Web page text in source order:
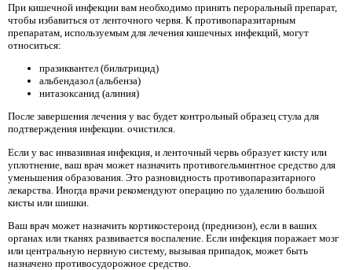
При кишечной инфекции вам необходимо принять пероральный препарат,
чтобы избавиться от ленточного червя. К противопаразитарным
препаратам, используемым для лечения кишечных инфекций, могут
относиться:
празиквантел (бильтрицид)
альбендазол (альбенза)
нитазоксанид (алиния)
После завершения лечения у вас будет контрольный образец стула для
подтверждения инфекции. очистился.
Если у вас инвазивная инфекция, и ленточный червь образует кисту или
уплотнение, ваш врач может назначить противогельминтное средство для
уменьшения образования. Это разновидность противопаразитарного
лекарства. Иногда врачи рекомендуют операцию по удалению большой
кисты или шишки.
Ваш врач может назначить кортикостероид (преднизон), если в ваших
органах или тканях развивается воспаление. Если инфекция поражает мозг
или центральную нервную систему, вызывая припадок, может быть
назначено противосудорожное средство.